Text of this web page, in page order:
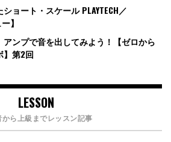
ョート・スケール PLAYTECH／
】
ンプで音を出してみよう！【ゼロから
】第2回
LESSON
から上級までレッスン記事